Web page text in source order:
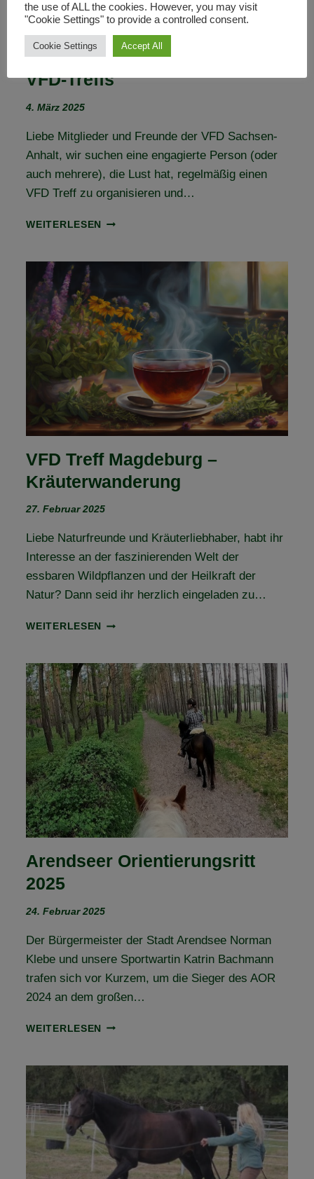
Aufruf zur Mitgestaltung eines
VFD-Treffs
4. März 2025
Liebe Mitglieder und Freunde der VFD Sachsen-
Anhalt, wir suchen eine engagierte Person (oder
auch mehrere), die Lust hat, regelmäßig einen
VFD Treff zu organisieren und…
WEITERLESEN
AUFRUF
TREFFS
VFD Treff Magdeburg –
Kräuterwanderung
27. Februar 2025
Liebe Naturfreunde und Kräuterliebhaber, habt ihr
Interesse an der faszinierenden Welt der
essbaren Wildpflanzen und der Heilkraft der
Natur? Dann seid ihr herzlich eingeladen zu…
WEITERLESEN
VFD
–
KRÄUTERWANDERUNG
Arendseer Orientierungsritt
2025
24. Februar 2025
Der Bürgermeister der Stadt Arendsee Norman
Klebe und unsere Sportwartin Katrin Bachmann
trafen sich vor Kurzem, um die Sieger des AOR
2024 an dem großen…
WEITERLESEN
ARENDSEER
the use of ALL the cookies. However, you may visit
"Cookie Settings" to provide a controlled consent.
Cookie Settings Accept All